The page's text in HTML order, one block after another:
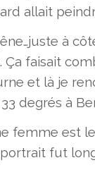
allait
à
Ça faisait
et là je
degrés à
femme est
portrait fut